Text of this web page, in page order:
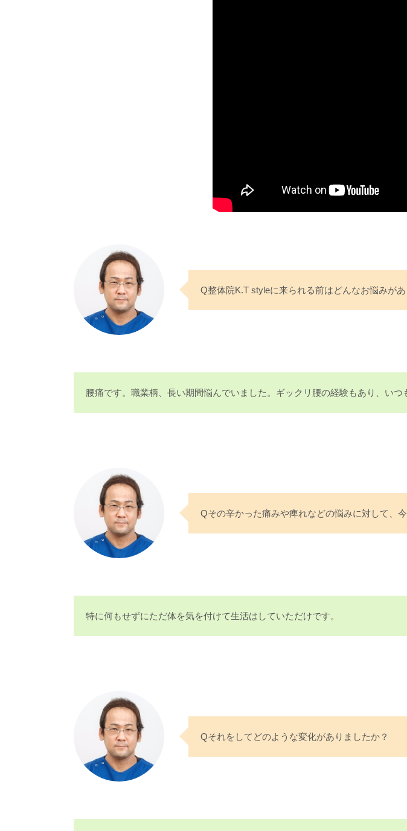
Q整体院K.T styleに来られる前はどんなお悩みがあ
腰痛です。職業柄、長い期間悩んでいました。ギックリ腰の経験もあり、いつ
Qその辛かった痛みや痺れなどの悩みに対して、
特に何もせずにただ体を気を付けて生活はしていただけです。
Qそれをしてどのような変化がありましたか？